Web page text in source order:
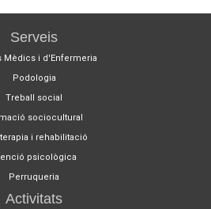
Serveis
Mèdics i d'Enfermeria
Podologia
Treball social
sociocultural
i rehabilitació
psicològica
Perruqueria
Activitats